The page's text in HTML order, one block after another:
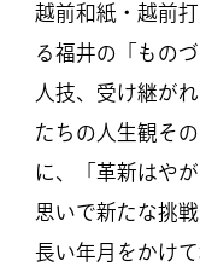
越前和紙・越前
る福井の「もの
人技、受け継が
たちの人生観そ
に、「革新はや
思いで新たな挑
長い年月をかけ